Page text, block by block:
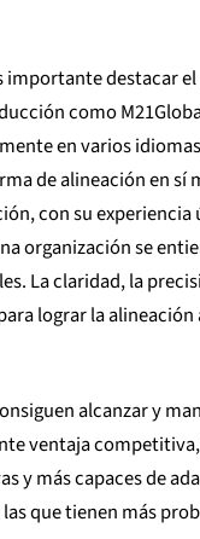
importante destacar
como
en varios
de alineación en sí
con su experiencia
organización se
La claridad, la
lograr la alineación
alcanzar y
ventaja
y más capaces de
que tienen más